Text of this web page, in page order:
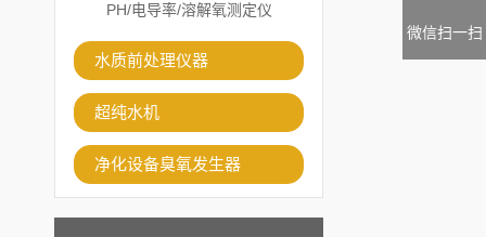
PH/电导率/溶解氧测定仪
水质前处理仪器
超纯水机
净化设备臭氧发生器
微信扫一扫